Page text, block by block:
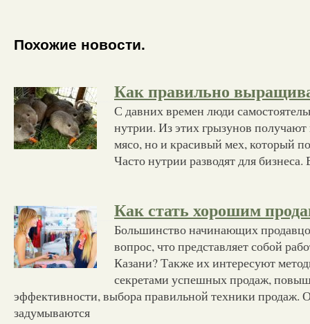
Похожие новости.
Как правильно
С давних времен люди
нутрии. Из этих грызунов получают
мясо, но и красивый мех, который
Часто нутрии разводят для
Как стать хорошим
Большинство начинающих
вопрос, что представляет собой
Казани? Также их интересуют
секретами успешных продаж,
эффективности, выбора правильной техники продаж.
задумываются